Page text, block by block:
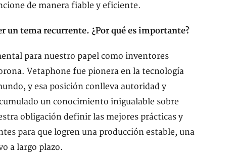
de manera fiable y eficiente.
un tema recurrente. ¿Por qué es importante?
para nuestro papel como inventores
Vetaphone fue pionera en la tecnología
y esa posición conlleva autoridad y
un conocimiento inigualable sobre
obligación definir las mejores prácticas y
para que logren una producción estable, una
a largo plazo.